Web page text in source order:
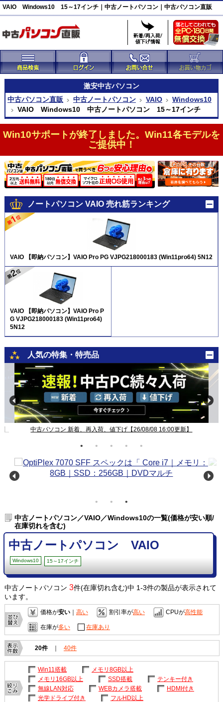
VAIO Windows10 15～17インチ｜中古ノートパソコン｜中古パソコン直販
激安中古パソコン
中古パソコン直販
中古ノートパソコン VAIO
Windows10
VAIO Windows10 中古ノートパソコン 15～17インチ
Win10サポートが終了しました。Win11各モデルを
ご提供中！
ノートパソコン VAIO 売れ筋ランキング
VAIO 【即納パソコン】VAIO Pro PG VJPG218000183 (Win11pro64) 5N12
VAIO 【即納パソコン】VAIO Pro P
G VJPG218000183 (Win11pro64)
5N12
人気の特集・特売品
中古パソコン 新着、再入荷、値下げ【26/08/08 16:00更新】
中古ノートパソコン／VAIO／Windows10の一覧(価格が安い順/
在庫切れを含む)
中古ノートパソコン VAIO
Windows10 15～17インチ
中古ノートパソコン 3件(在庫切れ含む)中 1-3件の製品が表示されて
います。
価格が安い｜ 高い 割引率が高い CPUが高性能
在庫が多い 在庫あり
20件 ｜ 40件
Win11搭載
メモリ8GB以上
メモリ16GB以上
SSD搭載
テンキー付き
無線LAN対応
WEBカメラ搭載
HDMI付き
光学ドライブ付き
フルHD以上